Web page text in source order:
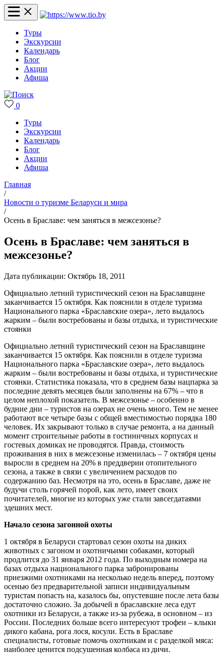
Туры
Экскурсии
Календарь
Блог
Акции
Афиша
0
Туры
Экскурсии
Календарь
Блог
Акции
Афиша
Главная
/
Новости о туризме Беларуси и мира
/
Осень в Браславе: чем заняться в межсезонье?
Осень в Браславе: чем заняться в
межсезонье?
Дата публикации: Октябрь 18, 2011
Официально летний туристический сезон на Браславщине
заканчивается 15 октября. Как пояснили в отделе туризма
Национального парка «Браславские озера», лето выдалось
жарким – были востребованы и базы отдыха, и туристические
стоянки
Официально летний туристический сезон на Браславщине
заканчивается 15 октября. Как пояснили в отделе туризма
Национального парка «Браславские озера», лето выдалось
жарким – были востребованы и базы отдыха, и туристические
стоянки. Статистика показала, что в среднем базы нацпарка за
последние девять месяцев были заполнены на 67% – что в
целом неплохой показатель. В межсезонье – особенно в
будние дни – туристов на озерах не очень много. Тем не менее
работают все четыре базы с общей вместимостью порядка 180
человек. Их закрывают только в случае ремонта, а на данный
момент строительные работы в гостиничных корпусах и
гостевых домиках не проводятся. Правда, стоимость
проживания в них в межсезонье изменилась – 7 октября цены
выросли в среднем на 20% в преддверии отопительного
сезона, а также в связи с увеличением расходов по
содержанию баз. Несмотря на это, осень в Браславе, даже не
будучи столь горячей порой, как лето, имеет своих
почитателей, многие из которых уже стали завсегдатаями
здешних мест.
Начало сезона загонной охоты
1 октября в Беларуси стартовал сезон охоты на диких
животных с загоном и охотничьими собаками, который
продлится до 31 января 2012 года. По выходным номера на
базах отдыха национального парка забронированы
приезжими охотниками на несколько недель вперед, поэтому
осенью без предварительной записи индивидуальным
туристам попасть на, казалось бы, опустевшие после лета базы
достаточно сложно. За добычей в браславские леса едут
охотники из Беларуси, а также из-за рубежа, в основном – из
России. Последних больше всего интересуют трофеи – клыки
дикого кабана, рога лося, косули. Есть в Браславе
специалисты, готовые помочь охотникам и с разделкой мяса:
наиболее ценится подсушенная колбаса из дичи.